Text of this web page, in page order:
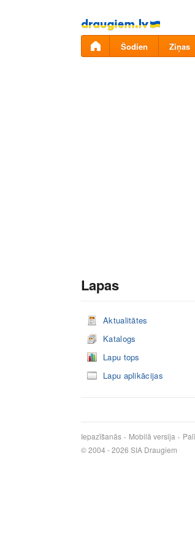
Pāriet
uz
saturu
Šodien Ziņas
Lapas
Aktualitātes
Katalogs
Lapu tops
Lapu aplikācijas
Iepazīšanās Mobilā versija
© 2004 - 2026 SIA Draugiem